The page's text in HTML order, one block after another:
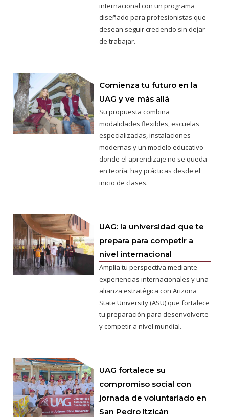
internacional con un programa
diseñado para profesionistas que
desean seguir creciendo sin dejar
de trabajar.
Comienza tu futuro en la
UAG y ve más allá
Su propuesta combina
modalidades flexibles, escuelas
especializadas, instalaciones
modernas y un modelo educativo
donde el aprendizaje no se queda
en teoría: hay prácticas desde el
inicio de clases.
UAG: la universidad que te
prepara para competir a
nivel internacional
Amplía tu perspectiva mediante
experiencias internacionales y una
alianza estratégica con Arizona
State University (ASU) que fortalece
tu preparación para desenvolverte
y competir a nivel mundial.
UAG fortalece su
compromiso social con
jornada de voluntariado en
San Pedro Itzicán